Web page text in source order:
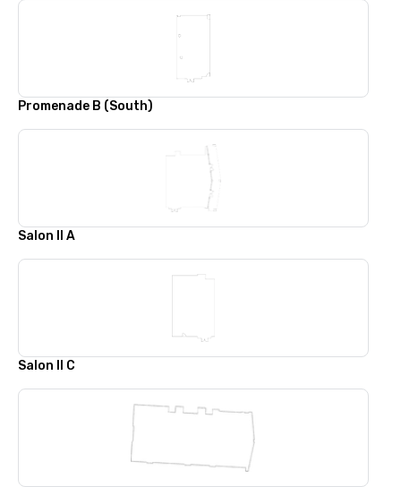
Promenade B (South)
Salon II A
Salon II C